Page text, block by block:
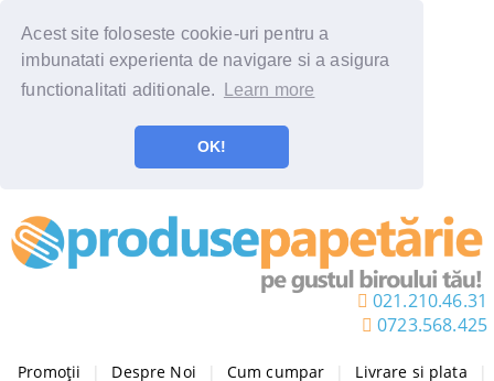
Acest site foloseste cookie-uri pentru a
imbunatati experienta de navigare si a asigura
functionalitati aditionale.
Learn more
OK!
021.210.46.31
0723.568.425
Promoții Despre Noi Cum cumpar Livrare si plata